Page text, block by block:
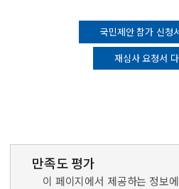
국민제안 참가 신청
재심사 요청서
만족도 평가
이 페이지에서 제공하는 정보